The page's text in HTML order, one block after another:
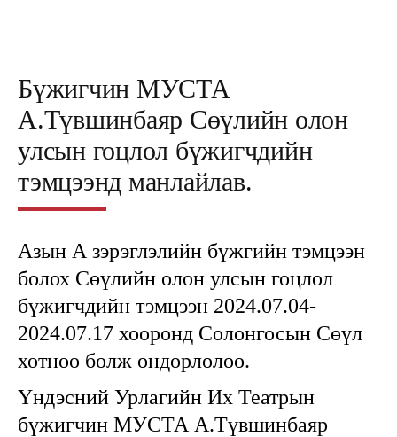
Бүжигчин МУСТА
А.Түвшинбаяр Сөүлийн олон
улсын гоцлол бүжигчдийн
тэмцээнд манлайлав.
Азын А зэрэглэлийн бүжгийн тэмцээн
болох Сөүлийн олон улсын гоцлол
бүжигчдийн тэмцээн 2024.07.04-
2024.07.17 хооронд Солонгосын Сөүл
хотноо болж өндөрлөлөө.
Үндэсний Урлагийн Их Театрын
бүжигчин МУСТА А.Түвшинбаяр